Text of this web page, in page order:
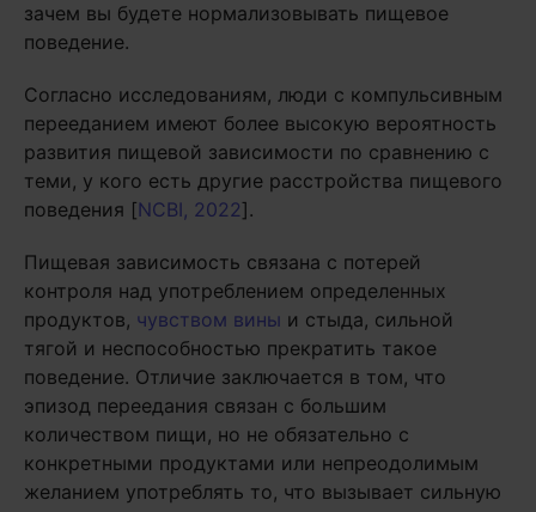
зачем вы будете нормализовывать пищевое
поведение.
Согласно исследованиям, люди с компульсивным
перееданием имеют более высокую вероятность
развития пищевой зависимости по сравнению с
теми, у кого есть другие расстройства пищевого
поведения [NCBI, 2022].
Пищевая зависимость связана с потерей
контроля над употреблением определенных
продуктов, чувством вины и стыда, сильной
тягой и неспособностью прекратить такое
поведение. Отличие заключается в том, что
эпизод переедания связан с большим
количеством пищи, но не обязательно с
конкретными продуктами или непреодолимым
желанием употреблять то, что вызывает сильную